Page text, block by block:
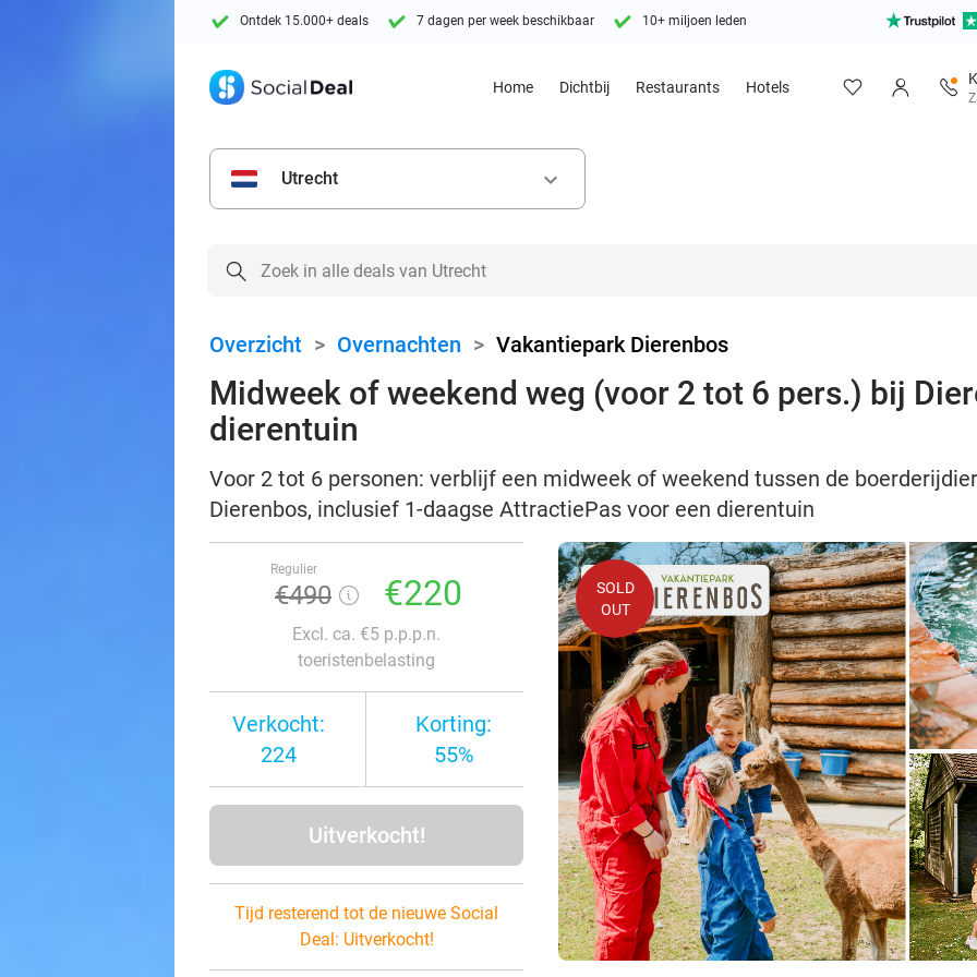
Ontdek 15.000+ deals 7 dagen per week beschikbaar 10+ miljoen leden
Home Dichtbij Restaurants Hotels
Utrecht keyboard_arrow_down
Overzicht > Overnachten > Vakantiepark Dierenbos
Midweek of weekend weg (voor 2 tot 6 pers.) bij
dierentuin
Voor 2 tot 6 personen: verblijf een midweek of weekend tussen de
Dierenbos, inclusief 1-daagse AttractiePas voor een dierentuin
Regulier
€490 €220
Excl. ca. €5 p.p.p.n.
toeristenbelasting
Verkocht:
224
Korting:
55%
Uitverkocht!
Tijd resterend tot de nieuwe Social
Deal: Uitverkocht!
SOLD
OUT